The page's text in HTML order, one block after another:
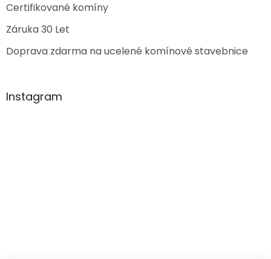
Certifikované komíny
Záruka 30 Let
Doprava zdarma na ucelené komínové stavebnice
Instagram